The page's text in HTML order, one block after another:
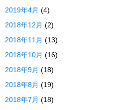
2019年4月 (4)
2018年12月 (2)
2018年11月 (13)
2018年10月 (16)
2018年9月 (18)
2018年8月 (19)
2018年7月 (18)